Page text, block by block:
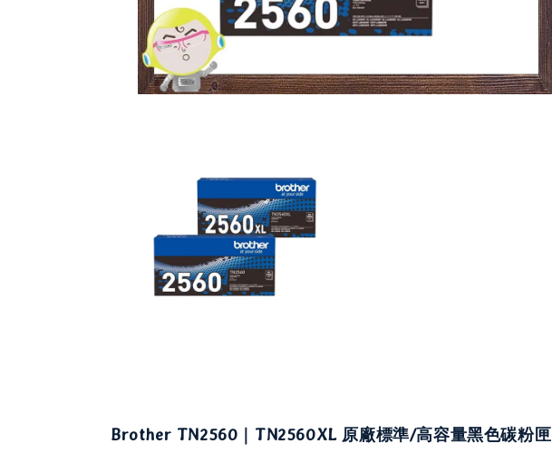
Brother TN2560｜TN2560XL 原廠標準/高容量黑色碳粉匣